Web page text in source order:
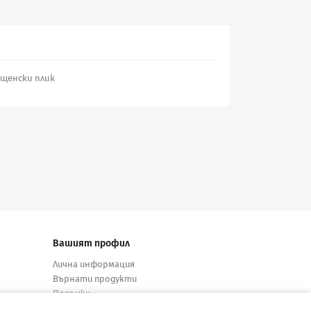
плик
Вашият профил
Лична информация
Върнати продукти
Поръчки